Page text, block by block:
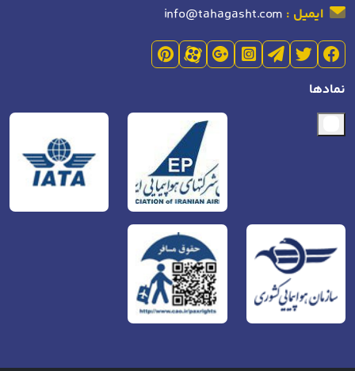
ایمیل : info@tahagasht.com
نمادها